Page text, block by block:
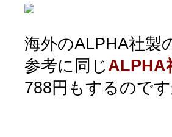
海外のALPHA社製
参考に同じALPHA
788円もするのです